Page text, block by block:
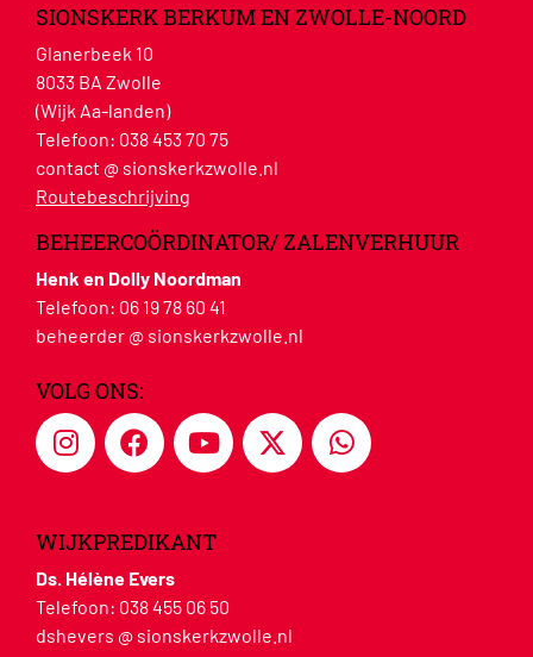
SIONSKERK BERKUM EN ZWOLLE-NOORD
Glanerbeek 10
8033 BA Zwolle
(Wijk Aa-landen)
Telefoon: 038 453 70 75
contact @ sionskerkzwolle.nl
Routebeschrijving
BEHEERCOÖRDINATOR/ ZALENVERHUUR
Henk en Dolly Noordman
Telefoon: 06 19 78 60 41
beheerder @ sionskerkzwolle.nl
VOLG ONS:
WIJKPREDIKANT
Ds. Hélène Evers
Telefoon: 038 455 06 50
dshevers @ sionskerkzwolle.nl